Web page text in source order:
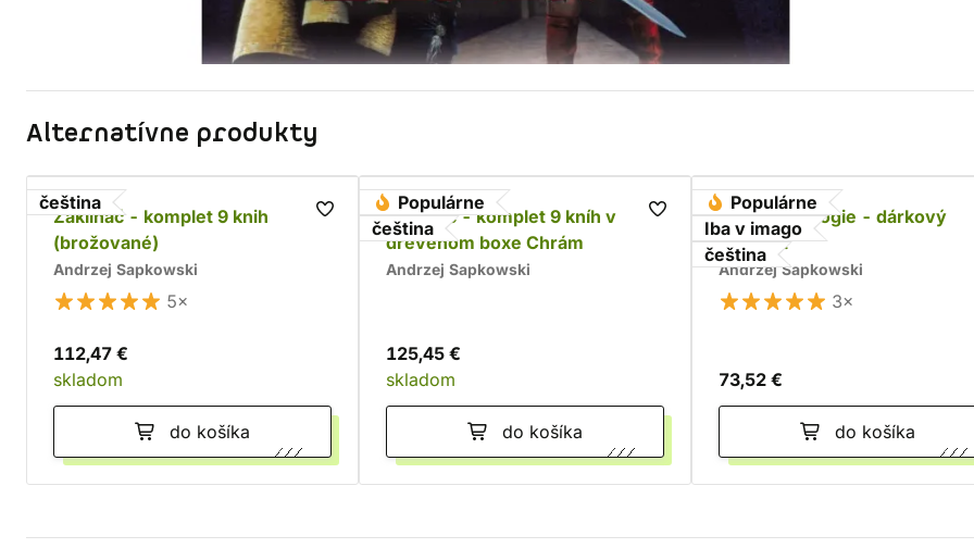
Alternatívne produkty
čeština
Zaklínač - komplet 9 knih
(brožované)
Andrzej Sapkowski
5×
112,47 €
skladom
do košíka
Populárne
čeština
Zaklínač - komplet 9 kníh v
drevenom boxe Chrám
Andrzej Sapkowski
125,45 €
skladom
do košíka
Populárne
Iba v imago
čeština
Husitská trilogie - dárkový
komplet
Andrzej Sapkowski
3×
73,52 €
do košíka